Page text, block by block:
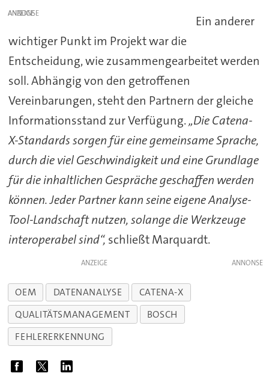
ANZEIGE
Ein anderer
wichtiger Punkt im Projekt war die
Entscheidung, wie zusammengearbeitet werden
soll. Abhängig von den getroffenen
Vereinbarungen, steht den Partnern der gleiche
Informationsstand zur Verfügung.„Die Catena-
X-Standards sorgen für eine gemeinsame Sprache,
durch die viel Geschwindigkeit und eine Grundlage
für die inhaltlichen Gespräche geschaffen werden
können. Jeder Partner kann seine eigene Analyse-
Tool-Landschaft nutzen, solange die Werkzeuge
interoperabel sind“, schließt Marquardt.
ANZEIGE
OEM DATENANALYSE
CATENA-X
QUALITÄTSMANAGEMENT
BOSCH
FEHLERERKENNUNG